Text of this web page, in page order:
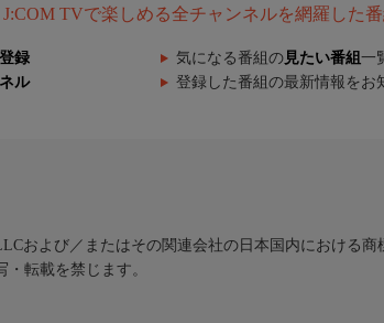
TVで楽しめる全チャンネルを網羅した番
録 気になる番組の 見たい番組 一
ル 登録した番組の最新情報をお
および／またはその関連会社の日本国内における商
転載を禁じます。